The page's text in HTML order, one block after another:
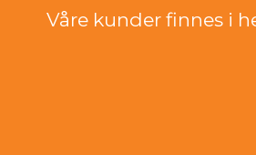
Våre kunder finnes i